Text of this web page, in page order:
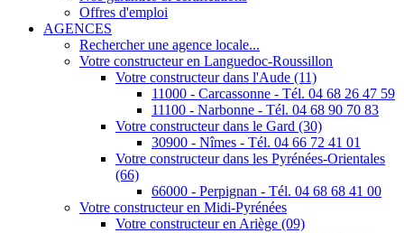
Offres d'emploi
AGENCES
Rechercher une agence locale...
Votre constructeur en Languedoc-Roussillon
Votre constructeur dans l'Aude (11)
11000 - Carcassonne - Tél. 04 68 26 47 59
11100 - Narbonne - Tél. 04 68 90 70 83
Votre constructeur dans le Gard (30)
30900 - Nîmes - Tél. 04 66 72 41 01
Votre constructeur dans les Pyrénées-Orientales
(66)
66000 - Perpignan - Tél. 04 68 68 41 00
Votre constructeur en Midi-Pyrénées
Votre constructeur en Ariège (09)